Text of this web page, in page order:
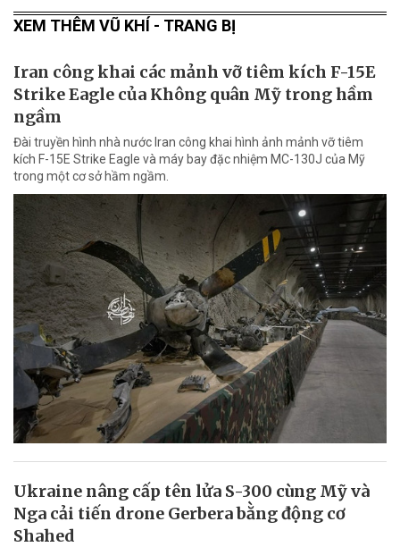
XEM THÊM VŨ KHÍ - TRANG BỊ
Iran công khai các mảnh vỡ tiêm kích F-15E
Strike Eagle của Không quân Mỹ trong hầm
ngầm
Đài truyền hình nhà nước Iran công khai hình ảnh mảnh vỡ tiêm
kích F-15E Strike Eagle và máy bay đặc nhiệm MC-130J của Mỹ
trong một cơ sở hầm ngầm.
Ukraine nâng cấp tên lửa S-300 cùng Mỹ và
Nga cải tiến drone Gerbera bằng động cơ
Shahed